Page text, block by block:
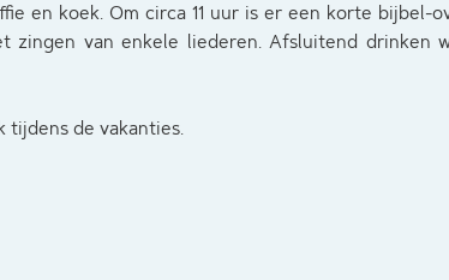
en koek. Om circa 11 uur is er een korte bijbel-
zingen van enkele liederen. Afsluitend drinken
tijdens de vakanties.